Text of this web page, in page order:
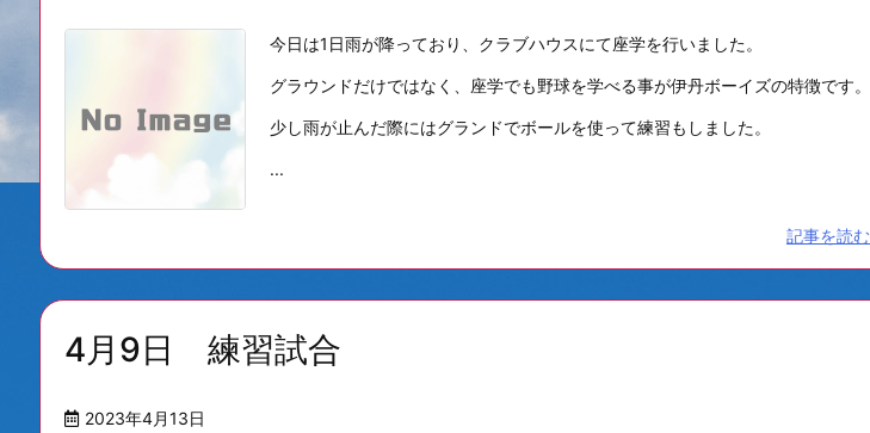
今日は1日雨が降っており、クラブハウスにて座学を行いました。
グラウンドだけではなく、座学でも野球を学べる事が伊丹ボーイズの特徴です。
少し雨が止んだ際にはグランドでボールを使って練習もしました。
...
記事を読む
4月9日 練習試合
2023年4月13日